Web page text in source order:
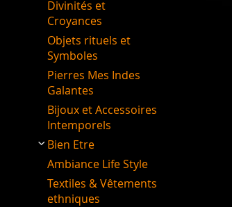
Divinités et
Croyances
Objets rituels et
Symboles
Pierres Mes Indes
Galantes
Bijoux et Accessoires
Intemporels
Bien Etre
Ambiance Life Style
Textiles & Vêtements
ethniques